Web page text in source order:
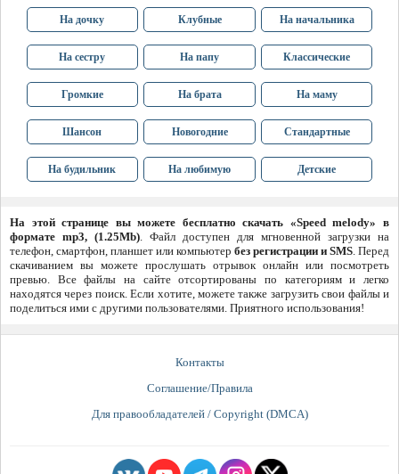
На дочку Клубные На начальника
На сестру На папу Классические
Громкие На брата На маму
Шансон Новогодние Стандартные
На будильник На любимую Детские
На этой странице вы можете бесплатно скачать «Speed melody» в
формате mp3, (1.25Mb). Файл доступен для мгновенной загрузки на
телефон, смартфон, планшет или компьютер без регистрации и SMS. Перед
скачиванием вы можете прослушать отрывок онлайн или посмотреть
превью. Все файлы на сайте отсортированы по категориям и легко
находятся через поиск. Если хотите, можете также загрузить свои файлы и
поделиться ими с другими пользователями. Приятного использования!
Контакты
Соглашение/Правила
Для правообладателей / Copyright (DMCA)